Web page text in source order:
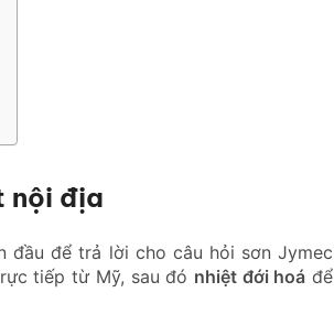
nội địa
đầu để trả lời cho câu hỏi sơn Jymec
tiếp từ Mỹ, sau đó nhiệt đới hoá để